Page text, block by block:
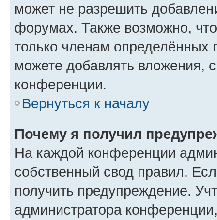
может не разрешить
форумах. Также возможно,
только членам определённых
можете добавлять вложения,
конференции.
Вернуться к началу
Почему я получил
На каждой конференции
собственный свод правил.
получить предупреждение.
администратора